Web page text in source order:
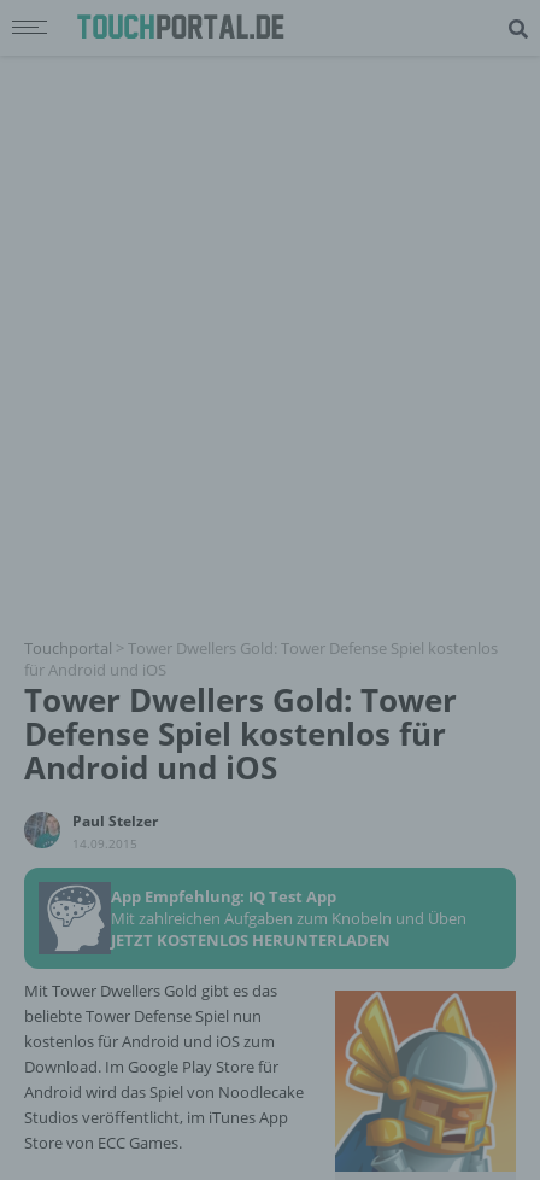
Touchportal > Tower Dwellers Gold: Tower Defense Spiel kostenlos
für Android und iOS
Tower Dwellers Gold: Tower
Defense Spiel kostenlos für
Android und iOS
Paul Stelzer
14.09.2015
App Empfehlung: IQ Test App
Mit zahlreichen Aufgaben zum Knobeln und Üben
JETZT KOSTENLOS HERUNTERLADEN
Mit Tower Dwellers Gold gibt es das
beliebte Tower Defense Spiel nun
kostenlos für Android und iOS zum
Download. Im Google Play Store für
Android wird das Spiel von Noodlecake
Studios veröffentlicht, im iTunes App
Store von ECC Games.